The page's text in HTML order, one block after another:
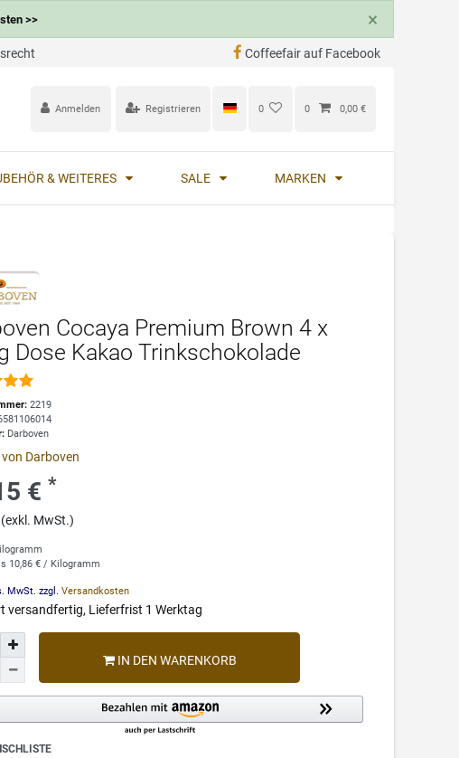
>> ×
Coffeefair auf Facebook
Anmelden Registrieren 0 0 0,00 €
& WEITERES SALE MARKEN
Cocaya Premium Brown 4 x
Dose Kakao Trinkschokolade
2219
Darboven
Darboven
€*
MwSt.)
10,86 € / Kilogramm
MwSt. zzgl. Versandkosten
versandfertig, Lieferfrist 1 Werktag
IN DEN WARENKORB